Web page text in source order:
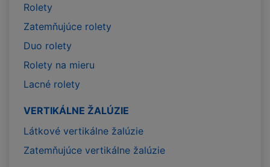
Rolety
Zatemňujúce rolety
Duo rolety
Rolety na mieru
Lacné rolety
VERTIKÁLNE ŽALÚZIE
Látkové vertikálne žalúzie
Zatemňujúce vertikálne žalúzie